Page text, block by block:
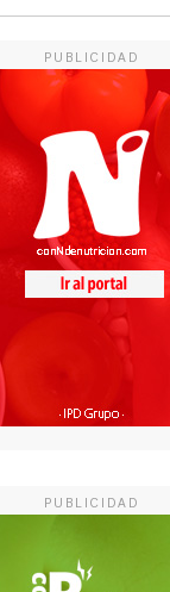
PUBLICIDAD
PUBLICIDAD